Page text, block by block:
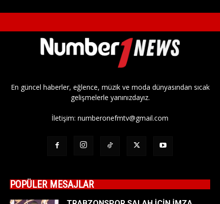
En güncel haberler, eğlence, müzik ve moda dünyasından sıcak
gelişmelerle yanınızdayız.
İletişim: numberonefmtv@gmail.com
POPÜLER MESAJLAR